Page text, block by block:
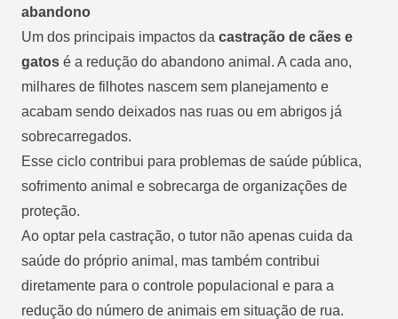
abandono
Um dos principais impactos da castração de cães e
gatos é a redução do abandono animal. A cada ano,
milhares de filhotes nascem sem planejamento e
acabam sendo deixados nas ruas ou em abrigos já
sobrecarregados.
Esse ciclo contribui para problemas de saúde pública,
sofrimento animal e sobrecarga de organizações de
proteção.
Ao optar pela castração, o tutor não apenas cuida da
saúde do próprio animal, mas também contribui
diretamente para o controle populacional e para a
redução do número de animais em situação de rua.